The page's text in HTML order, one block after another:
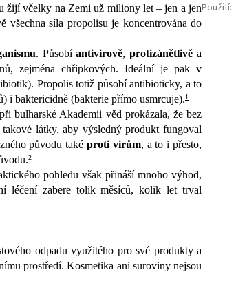
žijí včelky na Zemi už miliony let – jen a jen
síla propolisu je koncentrována do
. Působíantivirově,protizánětlivě a
zejména chřipkových. Ideální je pak v
Propolis totiž působí antibioticky, a to
i baktericidně (bakterie přímo usmrcuje).1
bulharské Akademii věd prokázala, že bez
látky, aby výsledný produkt fungoval
původu také proti virům, a to i přesto,
2
pohledu však přináší mnoho výhod,
léčení zabere tolik měsíců, kolik let trval
odpadu využitého pro své produkty a
prostředí.Kosmetika ani suroviny nejsou
Použití: